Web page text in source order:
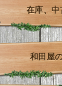
在庫、
和田屋